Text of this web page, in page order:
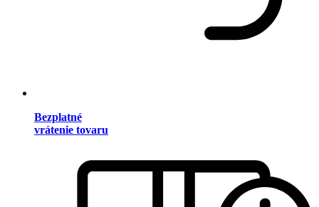
Bezplatné
vrátenie tovaru